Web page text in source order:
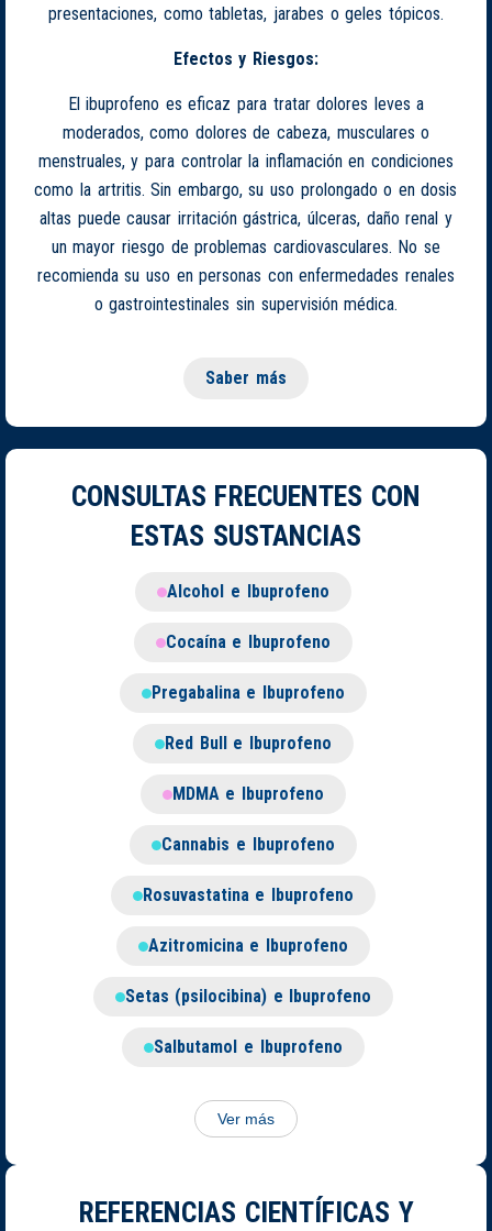
presentaciones, como tabletas, jarabes o geles tópicos.
Efectos y Riesgos:
El ibuprofeno es eficaz para tratar dolores leves a
moderados, como dolores de cabeza, musculares o
menstruales, y para controlar la inflamación en condiciones
como la artritis. Sin embargo, su uso prolongado o en dosis
altas puede causar irritación gástrica, úlceras, daño renal y
un mayor riesgo de problemas cardiovasculares. No se
recomienda su uso en personas con enfermedades renales
o gastrointestinales sin supervisión médica.
Saber más
CONSULTAS FRECUENTES CON
ESTAS SUSTANCIAS
Alcohol e Ibuprofeno
Cocaína e Ibuprofeno
Pregabalina e Ibuprofeno
Red Bull e Ibuprofeno
MDMA e Ibuprofeno
Cannabis e Ibuprofeno
Rosuvastatina e Ibuprofeno
Azitromicina e Ibuprofeno
Setas (psilocibina) e Ibuprofeno
Salbutamol e Ibuprofeno
Ver más
REFERENCIAS CIENTÍFICAS Y